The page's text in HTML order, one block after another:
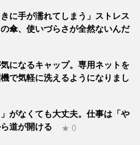
きに手が濡れてしまう」ストレス
傘、使いづらさが全然ないんだ
になるキャップ。専用ネットを
で気軽に洗えるようになりまし
」がなくても大丈夫。仕事は「や
道が開ける
★ 0